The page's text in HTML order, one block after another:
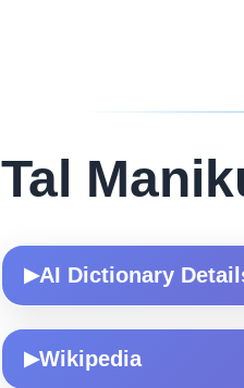
Tal
▶AI Dictionary
▶Wikipedia